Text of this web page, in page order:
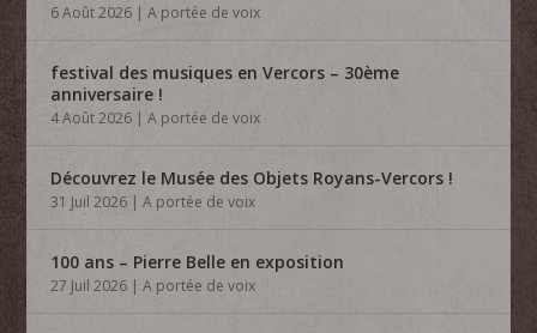
6 Août 2026 |A portée de voix
festival des musiques en Vercors – 30ème
anniversaire !
4 Août 2026 |A portée de voix
Découvrez le Musée des Objets Royans-Vercors !
31 Juil 2026 |A portée de voix
100 ans – Pierre Belle en exposition
27 Juil 2026 |A portée de voix